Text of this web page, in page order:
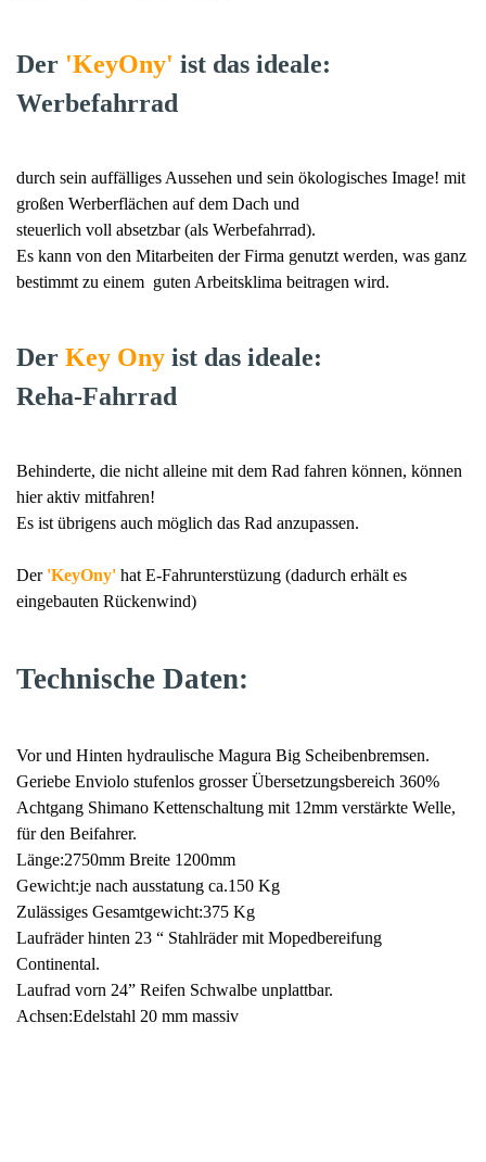
Der 'KeyOny' ist das ideale:
Werbefahrrad
durch sein auffälliges Aussehen und sein ökologisches Image! mit
großen Werberflächen auf dem Dach und
steuerlich voll absetzbar (als Werbefahrrad).
Es kann von den Mitarbeiten der Firma genutzt werden, was ganz
bestimmt zu einem guten Arbeitsklima beitragen wird.
Der Key Ony ist das ideale:
Reha-Fahrrad
Behinderte, die nicht alleine mit dem Rad fahren können, können
hier aktiv mitfahren!
Es ist übrigens auch möglich das Rad anzupassen.
Der'KeyOny' hat E-Fahrunterstüzung (dadurch erhält es
eingebauten Rückenwind)
Technische Daten:
Vor und Hinten hydraulische Magura Big Scheibenbremsen.
Geriebe Enviolo stufenlos grosser Übersetzungsbereich 360%
Achtgang Shimano Kettenschaltung mit 12mm verstärkte Welle,
für den Beifahrer.
Länge:2750mm Breite 1200mm
Gewicht:je nach ausstatung ca.150 Kg
Zulässiges Gesamtgewicht:375 Kg
Laufräder hinten 23 “ Stahlräder mit Mopedbereifung
Continental.
Laufrad vorn 24” Reifen Schwalbe unplattbar.
Achsen:Edelstahl 20 mm massiv